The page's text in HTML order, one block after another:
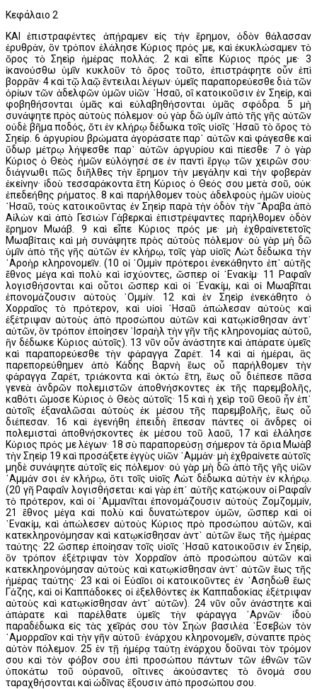
Κεφάλαιο 2
ΚΑΙ ἐπιστραφέντες ἀπῄραμεν εἰς τὴν ἔρημον, ὁδὸν θάλασσαν
ἐρυθράν, ὃν τρόπον ἐλάλησε Κύριος πρός με, καὶ ἐκυκλώσαμεν τὸ
ὄρος τὸ Σηεὶρ ἡμέρας πολλάς. 2 καὶ εἶπε Κύριος πρός με· 3
ἱκανούσθω ὑμῖν κυκλοῦν τὸ ὄρος τοῦτο, ἐπιστράφητε οὖν ἐπὶ
βορρᾶν· 4 καὶ τῷ λαῷ ἔντειλαι λέγων· ὑμεῖς παραπορεύεσθε διὰ τῶν
ὁρίων τῶν ἀδελφῶν ὑμῶν υἱῶν ῾Ησαῦ, οἳ κατοικοῦσιν ἐν Σηείρ, καὶ
φοβηθήσονται ὑμᾶς καὶ εὐλαβηθήσονται ὑμᾶς σφόδρα. 5 μὴ
συνάψητε πρὸς αὐτοὺς πόλεμον· οὐ γὰρ δῶ ὑμῖν ἀπὸ τῆς γῆς αὐτῶν
οὐδὲ βῆμα ποδός, ὅτι ἐν κλήρῳ δέδωκα τοῖς υἱοῖς ῾Ησαῦ τὸ ὄρος τὸ
Σηείρ. 6 ἀργυρίου βρώματα ἀγοράσατε παρ᾿ αὐτῶν καὶ φάγεσθε καὶ
ὕδωρ μέτρῳ λήψεσθε παρ᾿ αὐτῶν ἀργυρίου καὶ πίεσθε· 7 ὁ γὰρ
Κύριος ὁ Θεὸς ἡμῶν εὐλόγησέ σε ἐν παντὶ ἔργῳ τῶν χειρῶν σου·
διάγνωθι πῶς διῆλθες τὴν ἔρημον τὴν μεγάλην καὶ τὴν φοβερὰν
ἐκείνην· ἰδοὺ τεσσαράκοντα ἔτη Κύριος ὁ Θεός σου μετὰ σοῦ, οὐκ
ἐπεδεήθης ρήματος. 8 καὶ παρήλθομεν τοὺς ἀδελφοὺς ἡμῶν υἱοὺς
῾Ησαῦ, τοὺς κατοικοῦντας ἐν Σηεὶρ παρὰ τὴν ὁδὸν τὴν ῎Αραβα ἀπὸ
Αἰλὼν καὶ ἀπὸ Γεσιὼν Γάβερκαὶ ἐπιστρέψαντες παρήλθομεν ὁδὸν
ἔρημον Μωάβ. 9 καὶ εἶπε Κύριος πρός με· μὴ ἐχθραίνετετοῖς
Μωαβίταις καὶ μὴ συνάψητε πρὸς αὐτοὺς πόλεμον· οὐ γὰρ μὴ δῶ
ὑμῖν ἀπὸ τῆς γῆς αὐτῶν ἐν κλήρῳ, τοῖς γὰρ υἱοῖς Λὼτ δέδωκα τὴν
᾿Αροὴρ κληρονομεῖν. (10 οἱ ᾿Ομμὶν πρότεροι ἐνεκάθηντο ἐπ᾿ αὐτῆς
ἔθνος μέγα καὶ πολὺ καὶ ἰσχύοντες, ὥσπερ οἱ ᾿Ενακίμ· 11 Ραφαΐν
λογισθήσονται καὶ οὗτοι ὥσπερ καὶ οἱ ᾿Ενακίμ, καὶ οἱ Μωαβῖται
ἐπονομάζουσιν αὐτοὺς ᾿Ομμίν. 12 καὶ ἐν Σηεὶρ ἐνεκάθητο ὁ
Χορραῖος τὸ πρότερον, καὶ υἱοὶ ῾Ησαῦ ἀπώλεσαν αὐτοὺς καὶ
ἐξέτριψαν αὐτοὺς ἀπὸ προσώπου αὐτῶν καὶ κατῳκίσθησαν ἀντ᾿
αὐτῶν, ὃν τρόπον ἐποίησεν ᾿Ισραὴλ τὴν γῆν τῆς κληρονομίας αὐτοῦ,
ἣν δέδωκε Κύριος αὐτοῖς). 13 νῦν οὖν ἀνάστητε καὶ ἀπάρατε ὑμεῖς
καὶ παραπορεύεσθε τὴν φάραγγα Ζαρέτ. 14 καὶ αἱ ἡμέραι, ἃς
παρεπορεύθημεν ἀπὸ Κάδης Βαρνὴ ἕως οὗ παρήλθομεν τὴν
φάραγγα Ζαρέτ, τριάκοντα καὶ ὀκτὼ ἔτη, ἕως οὗ διέπεσε πᾶσα
γενεὰ ἀνδρῶν πολεμιστῶν ἀποθνήσκοντες ἐκ τῆς παρεμβολῆς,
καθότι ὤμοσε Κύριος ὁ Θεὸς αὐτοῖς· 15 καὶ ἡ χεὶρ τοῦ Θεοῦ ἦν ἐπ᾿
αὐτοῖς ἐξαναλῶσαι αὐτοὺς ἐκ μέσου τῆς παρεμβολῆς, ἕως οὗ
διέπεσαν. 16 καὶ ἐγενήθη ἐπειδὴ ἔπεσαν πάντες οἱ ἄνδρες οἱ
πολεμισταὶ ἀποθνήσκοντες ἐκ μέσου τοῦ λαοῦ, 17 καὶ ἐλάλησε
Κύριος πρός με λέγων· 18 σὺ παραπορεύσῃ σήμερον τὰ ὅρια Μωὰβ
τὴν Σηεὶρ 19 καὶ προσάξετε ἐγγὺς υἱῶν ᾿Αμμάν· μὴ ἐχθραίνετε αὐτοῖς
μηδὲ συνάψητε αὐτοῖς εἰς πόλεμον· οὐ γὰρ μὴ δῶ ἀπὸ τῆς γῆς υἱῶν
᾿Αμμάν σοι ἐν κλήρῳ, ὅτι τοῖς υἱοῖς Λὼτ δέδωκα αὐτὴν ἐν κλήρῳ.
(20 γῆ Ραφαΐν λογισθήσεται· καὶ γὰρ ἐπ᾿ αὐτῆς κατῴκουν οἱ Ραφαΐν
τὸ πρότερον, καὶ οἱ ᾿Αμμανῖται ἐπονομάζουσιν αὐτοὺς Ζομζομμίν,
21 ἔθνος μέγα καὶ πολὺ καὶ δυνατώτερον ὑμῶν, ὥσπερ καὶ οἱ
᾿Ενακίμ, καὶ ἀπώλεσεν αὐτοὺς Κύριος πρὸ προσώπου αὐτῶν, καὶ
κατεκληρονόμησαν καὶ κατῳκίσθησαν ἀντ᾿ αὐτῶν ἕως τῆς ἡμέρας
ταύτης· 22 ὥσπερ ἐποίησαν τοῖς υἱοῖς ῾Ησαῦ κατοικοῦσιν ἐν Σηείρ,
ὃν τρόπον ἐξέτριψαν τὸν Χορραῖον ἀπὸ προσώπου αὐτῶν καὶ
κατεκληρονόμησαν αὐτοὺς καὶ κατῳκίσθησαν ἀντ᾿ αὐτῶν ἕως τῆς
ἡμέρας ταύτης· 23 καὶ οἱ Εὐαῖοι οἱ κατοικοῦντες ἐν ᾿Ασηδὼθ ἕως
Γάζης, καὶ οἱ Καππάδοκες οἱ ἐξελθόντες ἐκ Καππαδοκίας ἐξέτριψαν
αὐτοὺς καὶ κατῳκίσθησαν ἀντ᾿ αὐτῶν). 24 νῦν οὖν ἀνάστητε καὶ
ἀπάρατε καὶ παρέλθατε ὑμεῖς τὴν φάραγγα ᾿Αρνῶν· ἰδοὺ
παραδέδωκα εἰς τὰς χεῖράς σου τὸν Σηὼν βασιλέα ᾿Εσεβὼν τὸν
᾿Αμορραῖον καὶ τὴν γῆν αὐτοῦ· ἐνάρχου κληρονομεῖν, σύναπτε πρὸς
αὐτὸν πόλεμον. 25 ἐν τῇ ἡμέρᾳ ταύτῃ ἐνάρχου δοῦναι τὸν τρόμον
σου καὶ τὸν φόβον σου ἐπὶ προσώπου πάντων τῶν ἐθνῶν τῶν
ὑποκάτω τοῦ οὐρανοῦ, οἵτινες ἀκούσαντες τὸ ὄνομά σου
ταραχθήσονται καὶ ὠδῖνας ἕξουσιν ἀπὸ προσώπου σου.